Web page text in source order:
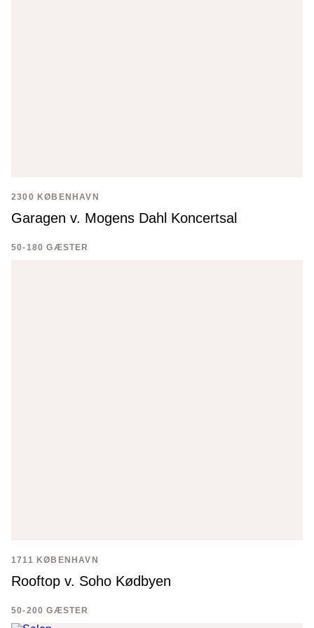
2300 KØBENHAVN
Garagen v. Mogens Dahl Koncertsal
50-180 GÆSTER
1711 KØBENHAVN
Rooftop v. Soho Kødbyen
50-200 GÆSTER